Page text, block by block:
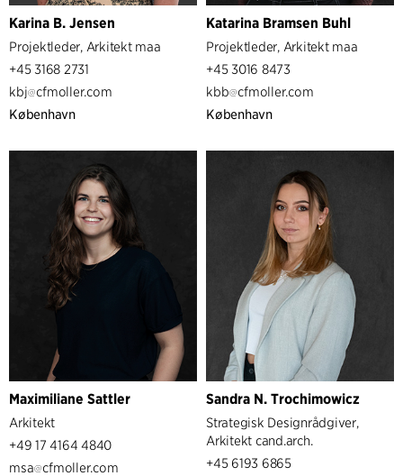
Karina B. Jensen
Projektleder, Arkitekt maa
+45 3168 2731
kbj
cfmoller.com
København
Katarina Bramsen Buhl
Projektleder, Arkitekt maa
+45 3016 8473
kbb
cfmoller.com
København
Maximiliane Sattler
Arkitekt
+49 17 4164 4840
msa
cfmoller.com
Sandra N. Trochimowicz
Strategisk Designrådgiver,
Arkitekt cand.arch.
+45 6193 6865